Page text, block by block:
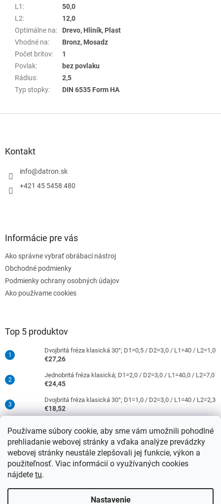
Používame súbory cookie, aby sme vám umožnili pohodlné
prehliadanie webovej stránky a vďaka analýze prevádzky
webovej stránky neustále zlepšovali jej funkcie, výkon a
použiteľnosť. Viac informácií o využívaných cookies
nájdete tu.
Nastavenie
L1 :
50,0
L2:
12,0
Optimálne na:
Drevo, Hliník, Plast
Vhodné na:
Bronz, Mosadz
Počet britov:
1
Povlak:
bez povlaku
Rádius:
2,5
Typ stopky: DIN 6535 Form HA
Kontakt
info@datron.sk
+421 45 5458 480
Informácie pre vás
Ako správne vybrať obrábací nástroj
Obchodné podmienky
Podmienky ochrany osobných údajov
Ako používame cookies
Top 5 produktov
Dvojbritá fréza klasická 30°; D1=0,5 / D2=3,0 / L1=40 / L2=1,0
€27,26
Jednobritá fréza klasická; D1=2,0 / D2=3,0 / L1=40,0 / L2=7,0
€24,45
Dvojbritá fréza klasická 30°; D1=1,0 / D2=3,0 / L1=40 / L2=2,3
€18,52
€16,52
Dvojbritá fréza klasická 30°; D1=2,0 / D2=3,0 / L1=40 / L2=9,0
€18,52